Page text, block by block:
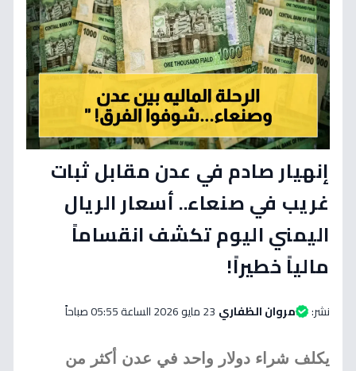
إنهيار صادم في عدن مقابل ثبات
غريب في صنعاء.. أسعار الريال
اليمني اليوم تكشف انقساماً
مالياً خطيراً!
نشر: مروان الظفاري 23 مايو 2026 الساعة 05:55 صباحاً
يكلف شراء دولار واحد في عدن أكثر من